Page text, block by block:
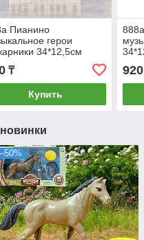
Пианино
герои
34*12,5см
₸
Купить
920
–50%